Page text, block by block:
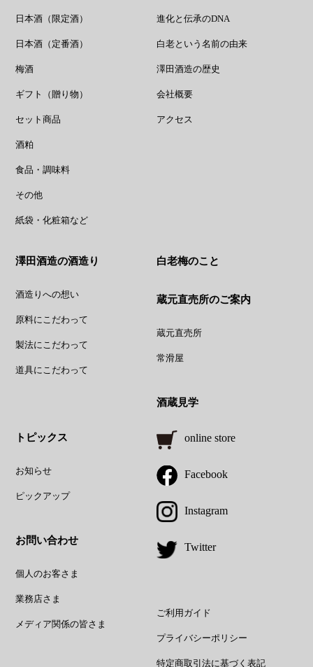
日本酒（限定酒）
日本酒（定番酒）
梅酒
ギフト（贈り物）
セット商品
酒粕
食品・調味料
その他
紙袋・化粧箱など
進化と伝承のDNA
白老という名前の由来
澤田酒造の歴史
会社概要
アクセス
澤田酒造の酒造り
酒造りへの想い
原料にこだわって
製法にこだわって
道具にこだわって
白老梅のこと
蔵元直売所のご案内
蔵元直売所
常滑屋
酒蔵見学
トピックス
お知らせ
ピックアップ
お問い合わせ
個人のお客さま
業務店さま
メディア関係の皆さま
online store
Facebook
Instagram
Twitter
ご利用ガイド
プライバシーポリシー
特定商取引法に基づく表記